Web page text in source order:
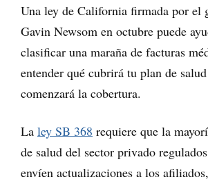
Una ley de California firmada por el
Gavin Newsom en octubre puede
clasificar una maraña de facturas
entender qué cubrirá tu plan de
comenzará la cobertura.
La ley SB 368 requiere que la
de salud del sector privado
envíen actualizaciones a los